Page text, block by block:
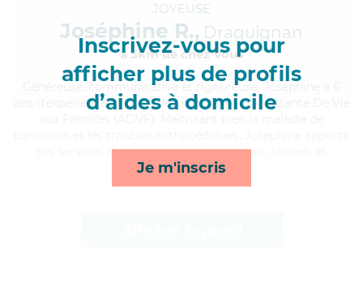
Inscrivez-vous pour
afficher plus de profils
d’aides à domicile
Je m'inscris
JOYEUSE
Joséphine R., Draguignan
à 5km de chez Vous
, communicative et rigoureuse, Joséphine a 6
ans d'expérience et possède un diplôme d'Assistante De Vie
ses services de transports, lever/coucher, rappels et
lessive/repassage*